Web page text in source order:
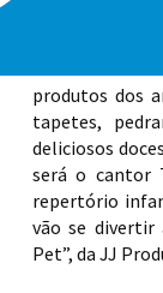
produtos dos
tapetes,
deliciosos
será o cantor
repertório
vão se divertir
Pet”, da JJ